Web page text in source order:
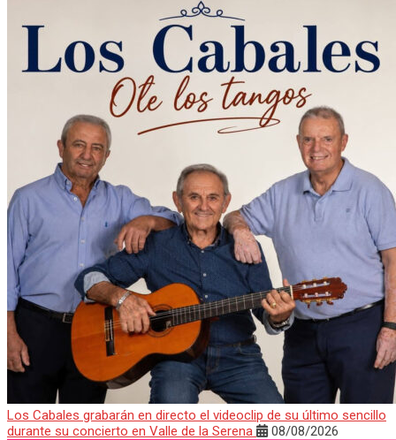
Los Cabales grabarán en directo el videoclip de su último sencillo
durante su concierto en Valle de la Serena
08/08/2026